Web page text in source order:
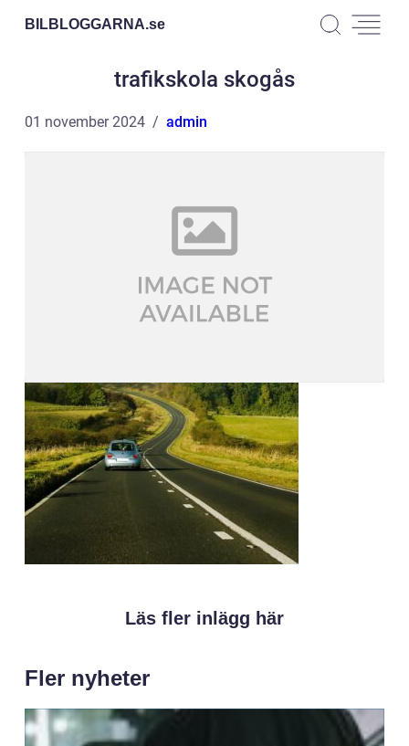
BILBLOGGARNA.se
trafikskola skogås
01 november 2024 admin
Läs fler inlägg här
Fler nyheter